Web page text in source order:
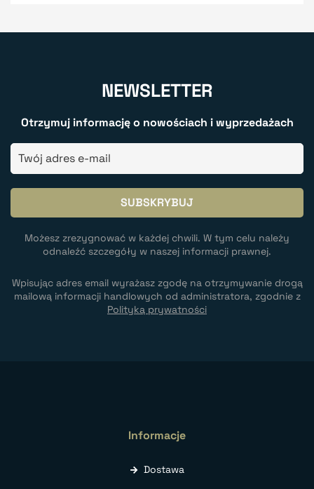
NEWSLETTER
Otrzymuj informację o nowościach i wyprzedażach
Możesz zrezygnować w każdej chwili. W tym celu należy
odnaleźć szczegóły w naszej informacji prawnej.
Wpisując adres email wyrażasz zgodę na otrzymywanie drogą
mailową informacji handlowych od administratora, zgodnie z
Polityką prywatności
Informacje
Dostawa